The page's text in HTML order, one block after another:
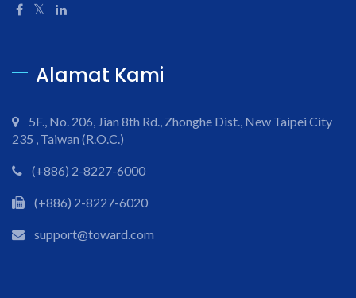
Alamat Kami
5F., No. 206, Jian 8th Rd., Zhonghe Dist., New Taipei City
235 , Taiwan (R.O.C.)
(+886) 2-8227-6000
(+886) 2-8227-6020
support@toward.com